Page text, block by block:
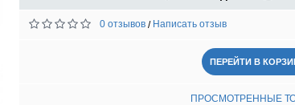
0 отзывов / Написать отзыв
ПЕРЕЙТИ В
ПРОСМОТРЕННЫЕ